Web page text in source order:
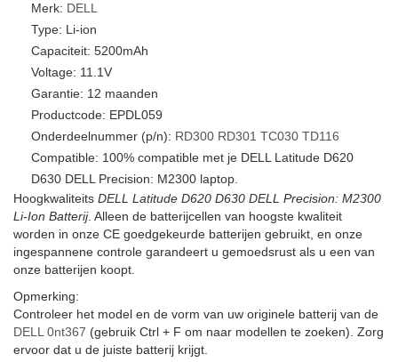
Merk: DELL
Type: Li-ion
Capaciteit: 5200mAh
Voltage: 11.1V
Garantie: 12 maanden
Productcode: EPDL059
Onderdeelnummer (p/n): RD300 RD301 TC030 TD116
Compatible: 100% compatible met je DELL Latitude D620
D630 DELL Precision: M2300 laptop.
Hoogkwaliteits DELL Latitude D620 D630 DELL Precision: M2300
Li-Ion Batterij. Alleen de batterijcellen van hoogste kwaliteit
worden in onze CE goedgekeurde batterijen gebruikt, en onze
ingespannene controle garandeert u gemoedsrust als u een van
onze batterijen koopt.
Opmerking:
Controleer het model en de vorm van uw originele batterij van de
DELL 0nt367 (gebruik Ctrl + F om naar modellen te zoeken). Zorg
ervoor dat u de juiste batterij krijgt.